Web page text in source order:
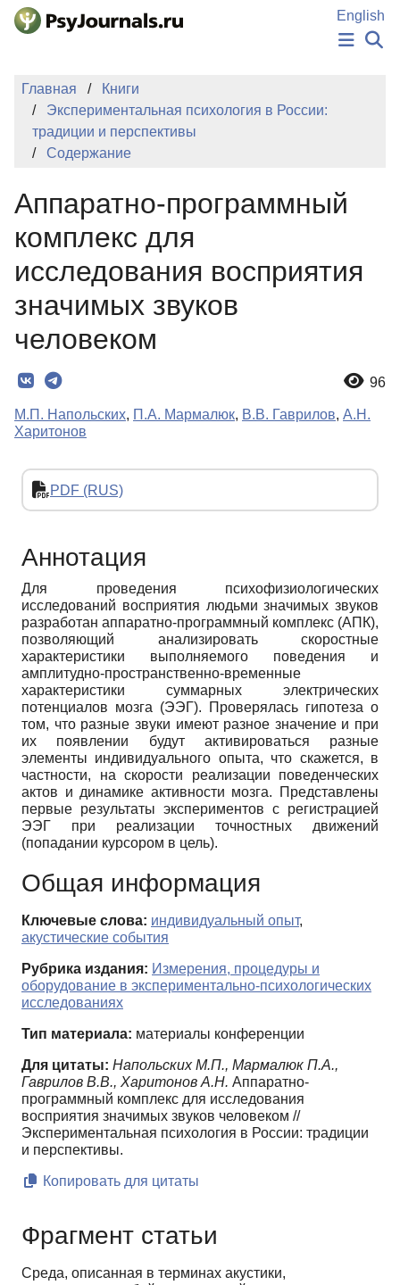
Перейти к основному содержанию
English
ПОДАТЬ РУКОПИСЬ
Регистрация
Вход
Главная
Книги
Экспериментальная психология в России:
традиции и перспективы
Содержание
Аппаратно-программный
комплекс для
исследования восприятия
значимых звуков
человеком
96
М.П. Напольских, П.А. Мармалюк, В.В. Гаврилов, А.Н.
Харитонов
PDF (RUS)
Аннотация
Для проведения психофизиологических
исследований восприятия людьми значимых звуков
разработан аппаратно-программный комплекс (АПК),
позволяющий анализировать скоростные
характеристики выполняемого поведения и
амплитудно-пространственно-временные
характеристики суммарных электрических
потенциалов мозга (ЭЭГ). Проверялась гипотеза о
том, что разные звуки имеют разное значение и при
их появлении будут активироваться разные
элементы индивидуального опыта, что скажется, в
частности, на скорости реализации поведенческих
актов и динамике активности мозга. Представлены
первые результаты экспериментов с регистрацией
ЭЭГ при реализации точностных движений
(попадании курсором в цель).
Общая информация
Ключевые слова: индивидуальный опыт,
акустические события
Рубрика издания: Измерения, процедуры и
оборудование в экспериментально-психологических
исследованиях
Тип материала: материалы конференции
Для цитаты: Напольских М.П., Мармалюк П.А.,
Гаврилов В.В., Харитонов А.Н. Аппаратно-
программный комплекс для исследования
восприятия значимых звуков человеком //
Экспериментальная психология в России: традиции
и перспективы.
Копировать для цитаты
Фрагмент статьи
Среда, описанная в терминах акустики,